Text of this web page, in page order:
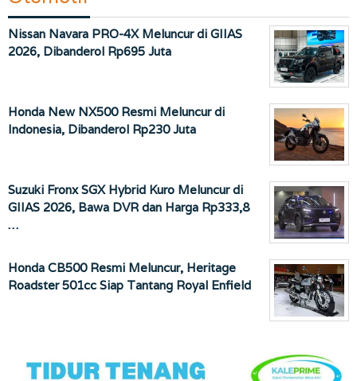
Nissan Navara PRO-4X Meluncur di GIIAS
2026, Dibanderol Rp695 Juta
Honda New NX500 Resmi Meluncur di
Indonesia, Dibanderol Rp230 Juta
Suzuki Fronx SGX Hybrid Kuro Meluncur di
GIIAS 2026, Bawa DVR dan Harga Rp333,8
…
Honda CB500 Resmi Meluncur, Heritage
Roadster 501cc Siap Tantang Royal Enfield